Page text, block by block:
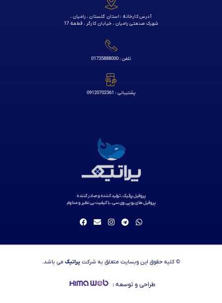
آدرس کارخانه : استان گلستان ، رامیان ،
شهرک صنعتی رامیان ، خیابان کارگر ، قطعه 17
تلفن : 01735888000
پشتیبانی : 09120702361
پروفیل پراتیک ، تولید کننده و صادر کننده
پروفیل های یو پی وی سی ، با کیفیت بی نظیر و مداوم
© کلیه حقوق این وبسایت متعلق به شرکت پراتیک می باشد.
طراحی و توسعه :